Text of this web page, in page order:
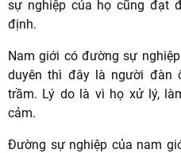
sự nghiệp của họ cũng đạt
định.
Nam giới có đường sự
duyên thì đây là người đàn
trầm. Lý do là vì họ xử lý,
cảm.
Đường sự nghiệp của nam